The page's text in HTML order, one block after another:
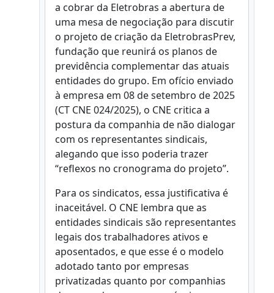
a cobrar da Eletrobras a abertura de
uma mesa de negociação para discutir
o projeto de criação da EletrobrasPrev,
fundação que reunirá os planos de
previdência complementar das atuais
entidades do grupo. Em ofício enviado
à empresa em 08 de setembro de 2025
(CT CNE 024/2025), o CNE critica a
postura da companhia de não dialogar
com os representantes sindicais,
alegando que isso poderia trazer
“reflexos no cronograma do projeto”.
Para os sindicatos, essa justificativa é
inaceitável. O CNE lembra que as
entidades sindicais são representantes
legais dos trabalhadores ativos e
aposentados, e que esse é o modelo
adotado tanto por empresas
privatizadas quanto por companhias